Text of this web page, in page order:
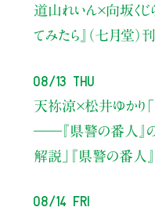
道山れいん×向坂くじ
てみたら』（七月堂）
08/13 Thu
天祢涼×松井ゆかり
――『県警の番人』
解説」
『県警の番人
08/14 Fri